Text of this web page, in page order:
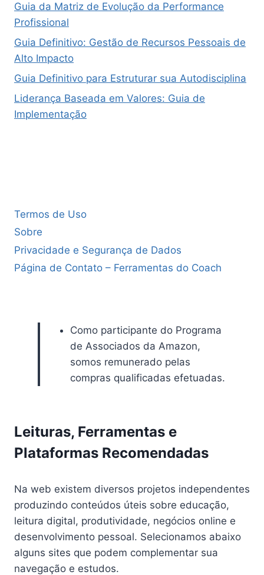
Guia da Matriz de Evolução da Performance
Profissional
Guia Definitivo: Gestão de Recursos Pessoais de
Alto Impacto
Guia Definitivo para Estruturar sua Autodisciplina
Liderança Baseada em Valores: Guia de
Implementação
Termos de Uso
Sobre
Privacidade e Segurança de Dados
Página de Contato – Ferramentas do Coach
Como participante do Programa
de Associados da Amazon,
somos remunerado pelas
compras qualificadas efetuadas.
Leituras, Ferramentas e
Plataformas Recomendadas
Na web existem diversos projetos independentes
produzindo conteúdos úteis sobre educação,
leitura digital, produtividade, negócios online e
desenvolvimento pessoal. Selecionamos abaixo
alguns sites que podem complementar sua
navegação e estudos.